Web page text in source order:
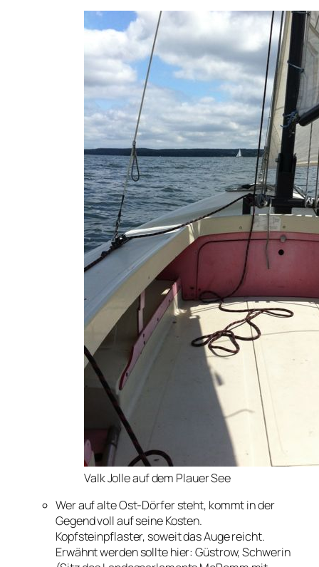
Valk Jolle auf dem Plauer See
Wer auf alte Ost-Dörfer steht, kommt in der
Gegend voll auf seine Kosten.
Kopfsteinpflaster, soweit das Auge reicht.
Erwähnt werden sollte hier: Güstrow, Schwerin